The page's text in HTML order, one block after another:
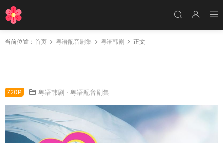
当前位置： 首页 粤语配音剧集 粤语韩剧 正文
720P 粤语韩剧 · 粤语配音剧集